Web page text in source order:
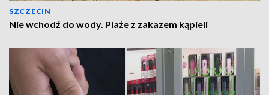
SZCZECIN
Nie wchodź do wody. Plaże z zakazem kąpieli